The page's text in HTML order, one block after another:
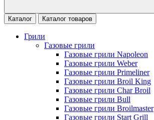
Каталог Каталог товаров
Грили
Газовые грили
Газовые грили Napoleon
Газовые грили Weber
Газовые грили Primeliner
Газовые грили Broil King
Газовые грили Char Broil
Газовые грили Bull
Газовые грили Broilmaster
Газовые грили Start Grill